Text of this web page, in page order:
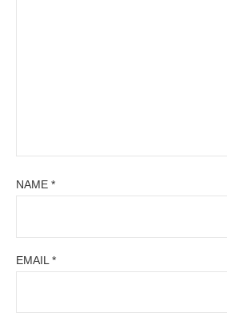
NAME *
EMAIL *